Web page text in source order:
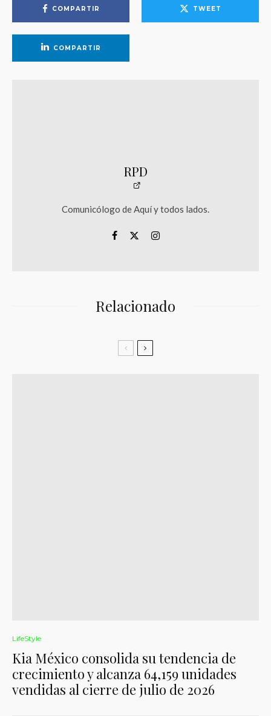
COMPARTIR TWEET
COMPARTIR
RPD
Comunicólogo de Aquí y todos lados.
Relacionado
LifeStyle
Kia México consolida su tendencia de
crecimiento y alcanza 64,159 unidades
vendidas al cierre de julio de 2026